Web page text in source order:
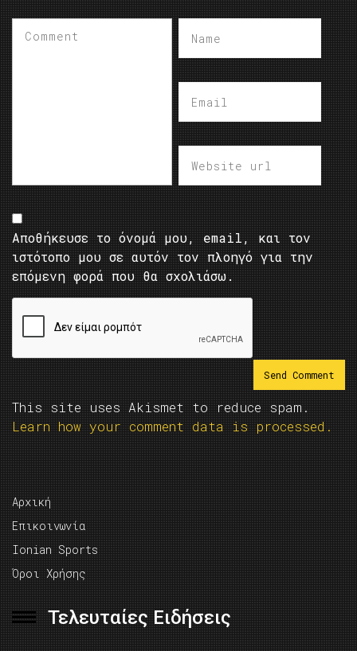
Αποθήκευσε το όνομά μου, email, και τον
ιστότοπο μου σε αυτόν τον πλοηγό για την
επόμενη φορά που θα σχολιάσω.
This site uses Akismet to reduce spam.
Learn how your comment data is processed.
Αρχική
Επικοινωνία
Ionian Sports
Όροι Χρήσης
Τελευταίες Ειδήσεις